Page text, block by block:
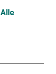
Alle